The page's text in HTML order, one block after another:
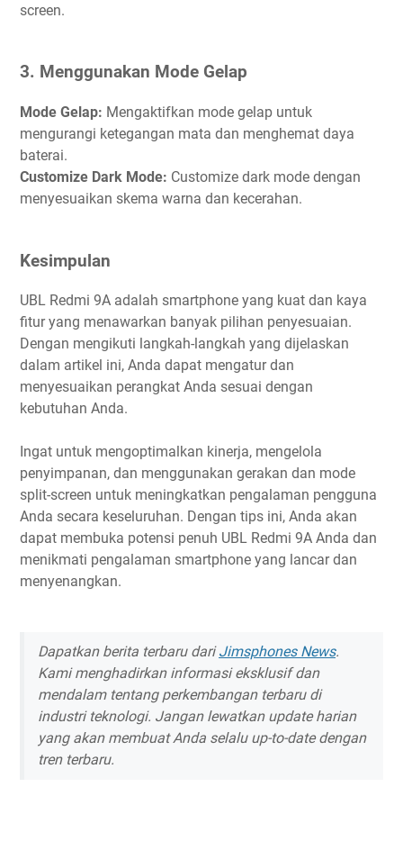
screen.
3. Menggunakan Mode Gelap
Mode Gelap: Mengaktifkan mode gelap untuk
mengurangi ketegangan mata dan menghemat daya
baterai.
Customize Dark Mode: Customize dark mode dengan
menyesuaikan skema warna dan kecerahan.
Kesimpulan
UBL Redmi 9A adalah smartphone yang kuat dan kaya
fitur yang menawarkan banyak pilihan penyesuaian.
Dengan mengikuti langkah-langkah yang dijelaskan
dalam artikel ini, Anda dapat mengatur dan
menyesuaikan perangkat Anda sesuai dengan
kebutuhan Anda.
Ingat untuk mengoptimalkan kinerja, mengelola
penyimpanan, dan menggunakan gerakan dan mode
split-screen untuk meningkatkan pengalaman pengguna
Anda secara keseluruhan. Dengan tips ini, Anda akan
dapat membuka potensi penuh UBL Redmi 9A Anda dan
menikmati pengalaman smartphone yang lancar dan
menyenangkan.
Dapatkan berita terbaru dariJimsphones News.
Kami menghadirkan informasi eksklusif dan
mendalam tentang perkembangan terbaru di
industri teknologi. Jangan lewatkan update harian
yang akan membuat Anda selalu up-to-date dengan
tren terbaru.